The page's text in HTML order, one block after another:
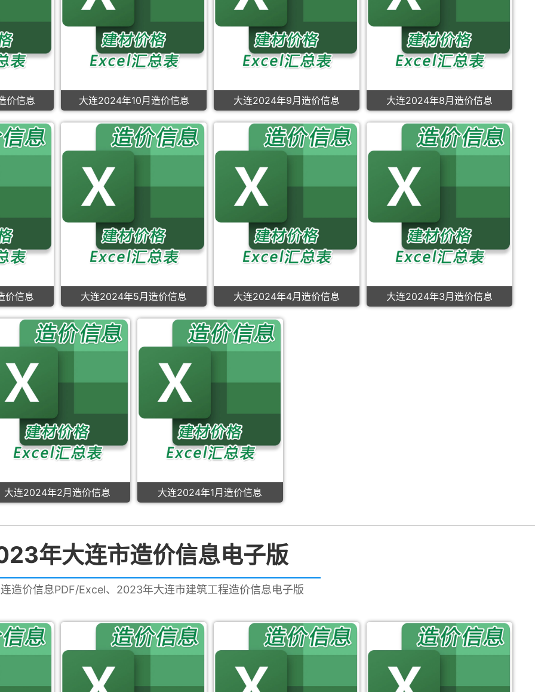
价信息 大连2024年10月造价信息 大连2024年9月造价信息 大连2024年8月造价信息
价信息 大连2024年5月造价信息 大连2024年4月造价信息 大连2024年3月造价信息
大连2024年2月造价信息 大连2024年1月造价信息
年大连市造价信息电子版
造价信息PDF/Excel、2023年大连市建筑工程造价信息电子版